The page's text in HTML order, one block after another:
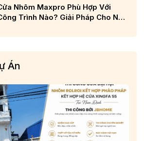
Nhôm Maxpro Phù Hợp Với
Trình Nào? Giải Pháp Cho Nhà
Án